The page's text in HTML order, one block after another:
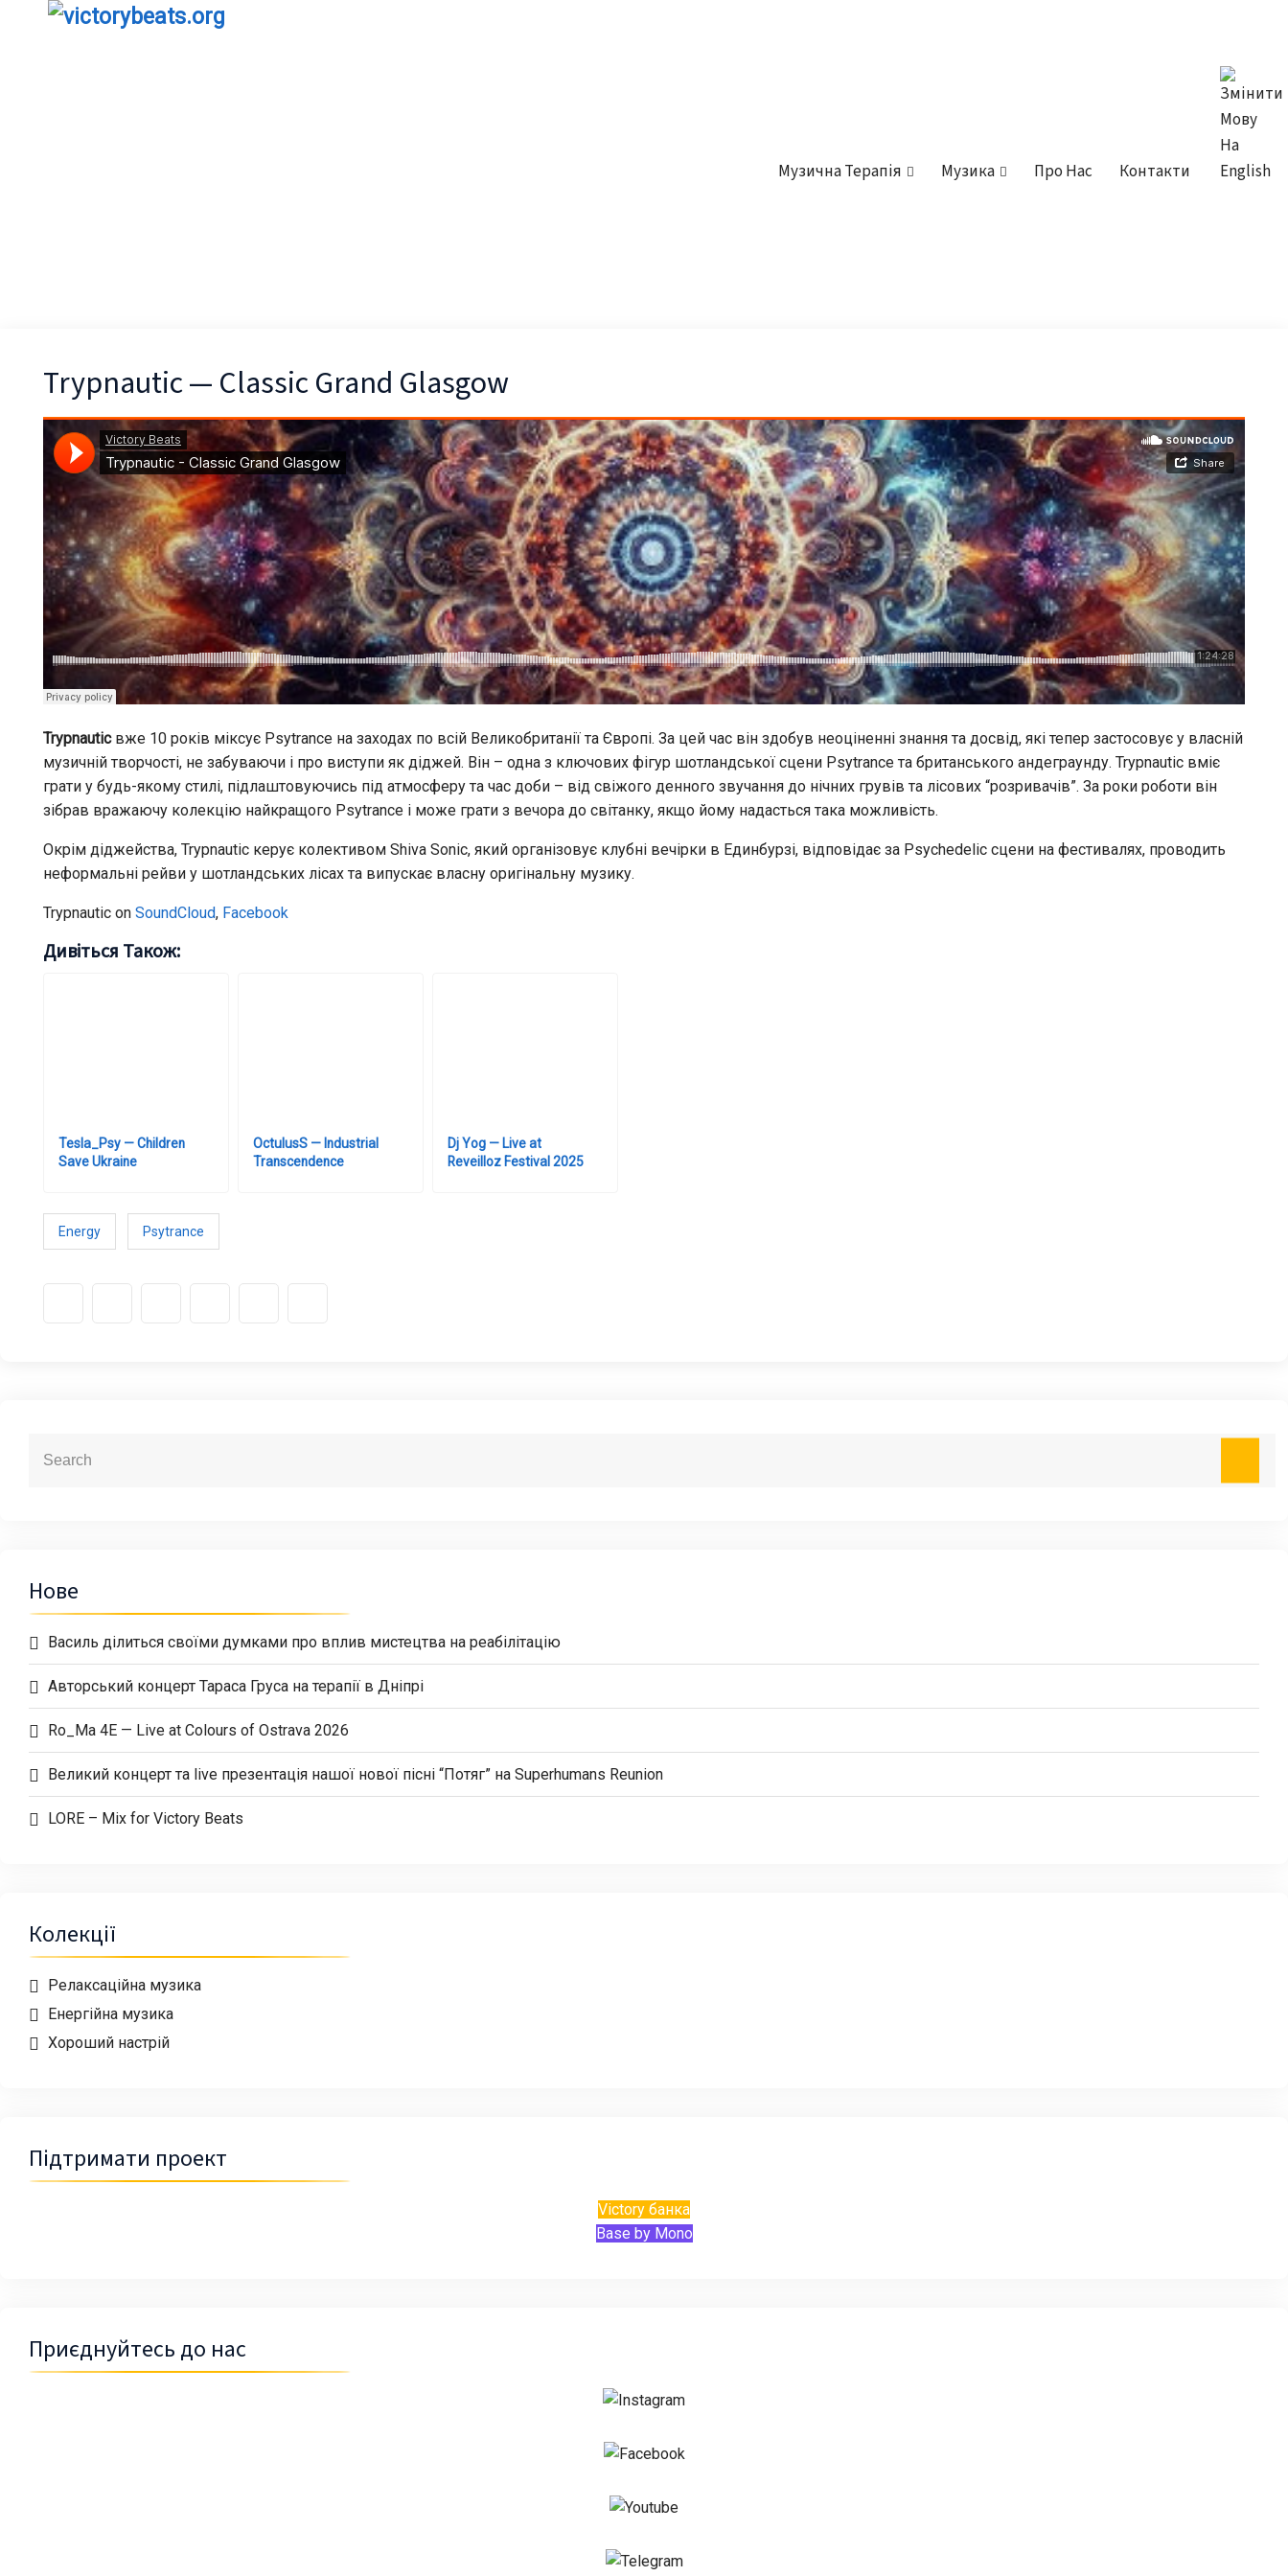
Музична Терапія Музика Про Нас Контакти
Trypnautic — Classic Grand Glasgow
Trypnauticвже 10 років міксує Psytrance на заходах по всій Великобританії та Європі. За цей час він здобув неоціненні знання та досвід, які тепер застосовує у власній
музичній творчості, не забуваючи і про виступи як діджей. Він – одна з ключових фігур шотландської сцени Psytrance та британського андеграунду. Trypnautic вміє
грати у будь-якому стилі, підлаштовуючись під атмосферу та час доби – від свіжого денного звучання до нічних грувів та лісових “розривачів”. За роки роботи він
зібрав вражаючу колекцію найкращого Psytrance і може грати з вечора до світанку, якщо йому надасться така можливість.
Окрім діджейства, Trypnautic керує колективом Shiva Sonic, який організовує клубні вечірки в Единбурзі, відповідає за Psychedelic сцени на фестивалях, проводить
неформальні рейви у шотландських лісах та випускає власну оригінальну музику.
Trypnautic on SoundCloud, Facebook
Дивіться Також:
Tesla_Psy — Children
Save Ukraine
OctulusS — Industrial
Transcendence
Dj Yog — Live at
Reveilloz Festival 2025
Energy Psytrance
Нове
Василь ділиться своїми думками про вплив мистецтва на реабілітацію
Авторський концерт Тараса Груса на терапії в Дніпрі
Ro_Ma 4E — Live at Colours of Ostrava 2026
Великий концерт та live презентація нашої нової пісні “Потяг” на Superhumans Reunion
LORE – Mix for Victory Beats
Колекції
Релаксаційна музика
Енергійна музика
Хороший настрій
Підтримати проект
Victory банка
Base by Mono
Приєднуйтесь до нас